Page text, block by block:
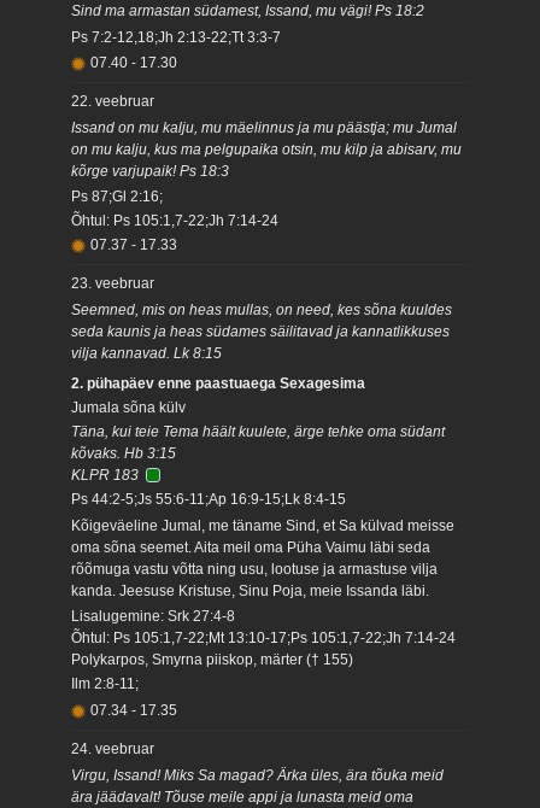
Sind ma armastan südamest, Issand, mu vägi! Ps 18:2
Ps 7:2-12,18;Jh 2:13-22;Tt 3:3-7
07.40 - 17.30
22. veebruar
Issand on mu kalju, mu mäelinnus ja mu päästja; mu Jumal
on mu kalju, kus ma pelgupaika otsin, mu kilp ja abisarv, mu
kõrge varjupaik! Ps 18:3
Ps 87;Gl 2:16;
Õhtul: Ps 105:1,7-22;Jh 7:14-24
07.37 - 17.33
23. veebruar
Seemned, mis on heas mullas, on need, kes sõna kuuldes
seda kaunis ja heas südames säilitavad ja kannatlikkuses
vilja kannavad. Lk 8:15
2. pühapäev enne paastuaega Sexagesima
Jumala sõna külv
Täna, kui teie Tema häält kuulete, ärge tehke oma südant
kõvaks. Hb 3:15
KLPR 183
Ps 44:2-5;Js 55:6-11;Ap 16:9-15;Lk 8:4-15
Kõigeväeline Jumal, me täname Sind, et Sa külvad meisse
oma sõna seemet. Aita meil oma Püha Vaimu läbi seda
rõõmuga vastu võtta ning usu, lootuse ja armastuse vilja
kanda. Jeesuse Kristuse, Sinu Poja, meie Issanda läbi.
Lisalugemine: Srk 27:4-8
Õhtul: Ps 105:1,7-22;Mt 13:10-17;Ps 105:1,7-22;Jh 7:14-24
Polykarpos, Smyrna piiskop, märter († 155)
Ilm 2:8-11;
07.34 - 17.35
24. veebruar
Virgu, Issand! Miks Sa magad? Ärka üles, ära tõuka meid
ära jäädavalt! Tõuse meile appi ja lunasta meid oma